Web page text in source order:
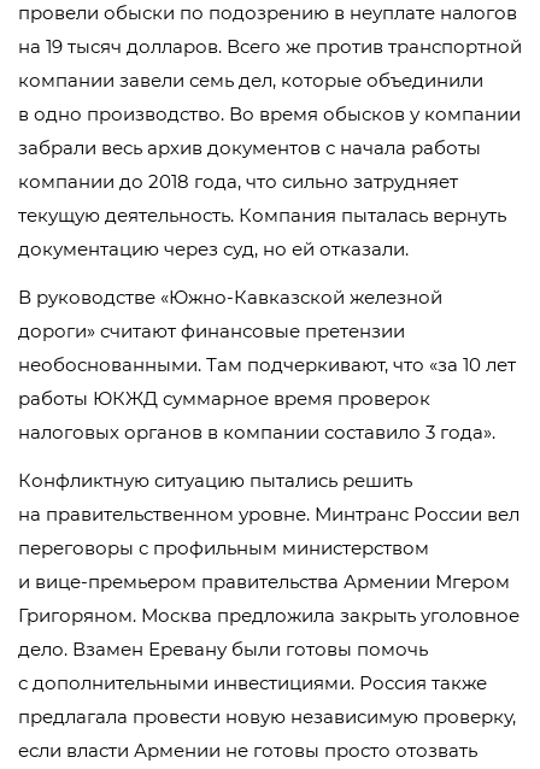
провели обыски по подозрению в неуплате налогов
на 19 тысяч долларов. Всего же против транспортной
компании завели семь дел, которые объединили
в одно производство. Во время обысков у компании
забрали весь архив документов с начала работы
компании до 2018 года, что сильно затрудняет
текущую деятельность. Компания пыталась вернуть
документацию через суд, но ей отказали.
В руководстве «Южно-Кавказской железной
дороги» считают финансовые претензии
необоснованными. Там подчеркивают, что «за 10 лет
работы ЮКЖД суммарное время проверок
налоговых органов в компании составило 3 года».
Конфликтную ситуацию пытались решить
на правительственном уровне. Минтранс России вел
переговоры с профильным министерством
и вице-премьером правительства Армении Мгером
Григоряном. Москва предложила закрыть уголовное
дело. Взамен Еревану были готовы помочь
с дополнительными инвестициями. Россия также
предлагала провести новую независимую проверку,
если власти Армении не готовы просто отозвать